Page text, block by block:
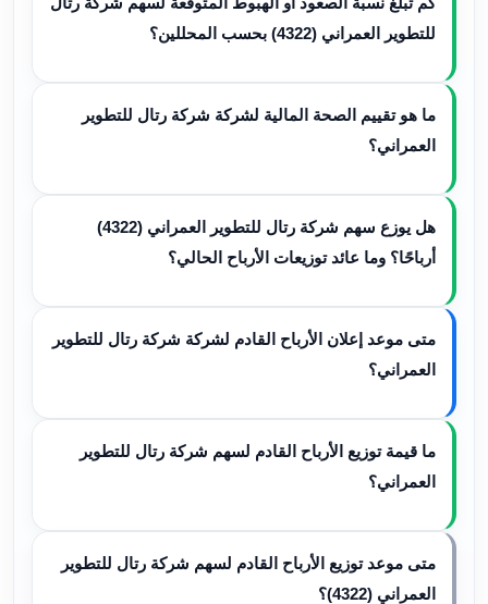
للتطوير العمراني (4322) بحسب المحللين؟
ما هو تقييم الصحة المالية لشركة شركة رتال للتطوير
العمراني؟
هل يوزع سهم شركة رتال للتطوير العمراني (4322)
أرباحًا؟ وما عائد توزيعات الأرباح الحالي؟
متى موعد إعلان الأرباح القادم لشركة شركة رتال للتطوير
العمراني؟
ما قيمة توزيع الأرباح القادم لسهم شركة رتال للتطوير
العمراني؟
متى موعد توزيع الأرباح القادم لسهم شركة رتال للتطوير
العمراني (4322)؟